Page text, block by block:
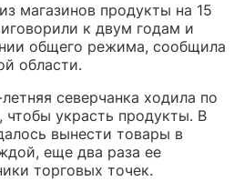
магазинов продукты на 15
к двум годам и
общего режима, сообщила
области.
северчанка ходила по
чтобы украсть продукты. В
вынести товары в
еще два раза ее
торговых точек.